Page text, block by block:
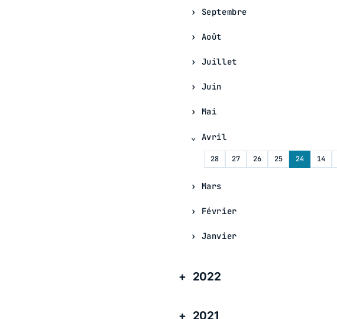
Septembre
Août
Juillet
Juin
Mai
Avril
28 27 26 25 24 14
Mars
Février
Janvier
2022
2021